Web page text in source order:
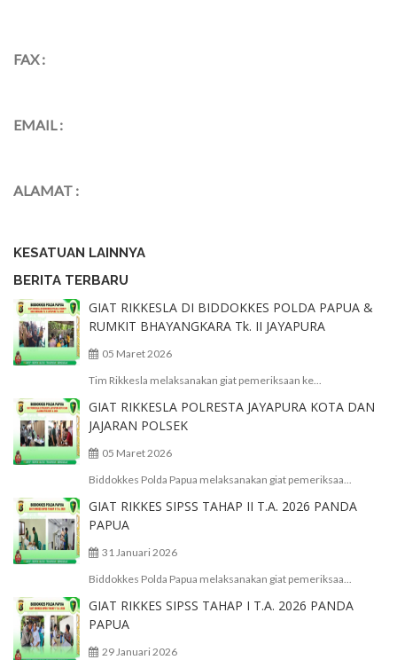
FAX :
EMAIL :
ALAMAT :
KESATUAN LAINNYA
BERITA TERBARU
GIAT RIKKESLA DI BIDDOKKES POLDA PAPUA &
RUMKIT BHAYANGKARA Tk. II JAYAPURA
05 Maret 2026
Tim Rikkesla melaksanakan giat pemeriksaan ke...
GIAT RIKKESLA POLRESTA JAYAPURA KOTA DAN
JAJARAN POLSEK
05 Maret 2026
Biddokkes Polda Papua melaksanakan giat pemeriksaa...
GIAT RIKKES SIPSS TAHAP II T.A. 2026 PANDA
PAPUA
31 Januari 2026
Biddokkes Polda Papua melaksanakan giat pemeriksaa...
GIAT RIKKES SIPSS TAHAP I T.A. 2026 PANDA
PAPUA
29 Januari 2026